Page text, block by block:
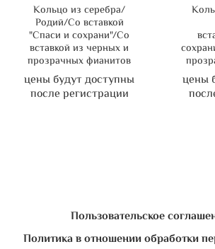
Кольцо из серебра/
Родий/Со вставкой
"Спаси и сохрани"/Со
вставкой из черных и
прозрачных фианитов
цены будут доступны
после регистрации
цены
Пользовательское
Политика в отношении обработки